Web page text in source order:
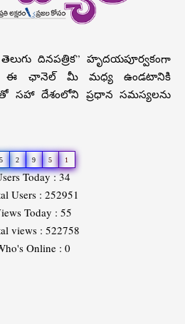
దినపత్రిక” హృదయపూర్వకంగా
ఈ ఛానెల్ మీ మధ్య ఉండటానికి
సహా దేశంలోని ప్రధాన సమస్యలను
5 2 9 5 1
Today : 34
Users : 252951
Today : 55
views : 522758
Online : 0